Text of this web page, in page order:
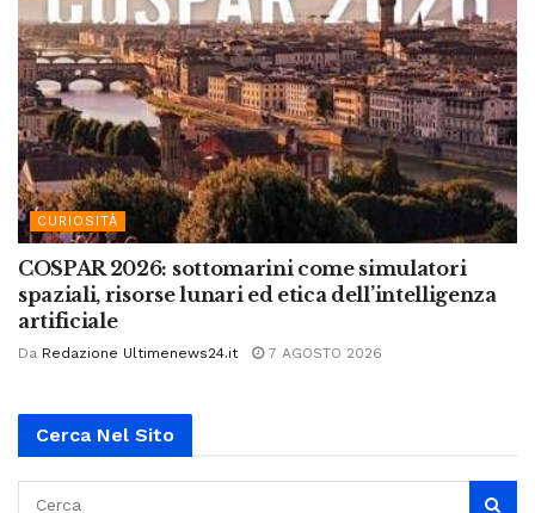
CURIOSITÀ
COSPAR 2026: sottomarini come simulatori
spaziali, risorse lunari ed etica dell’intelligenza
artificiale
Da Redazione Ultimenews24.it 7 AGOSTO 2026
Cerca Nel Sito